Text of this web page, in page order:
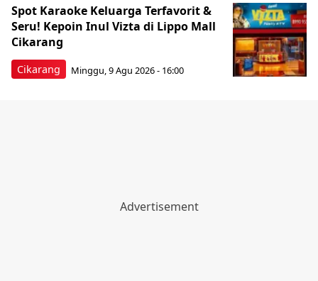
Cikarang
Spot Karaoke Keluarga Terfavorit &
Seru! Kepoin Inul Vizta di Lippo Mall
Cikarang
Minggu, 9 Agu 2026 - 16:00